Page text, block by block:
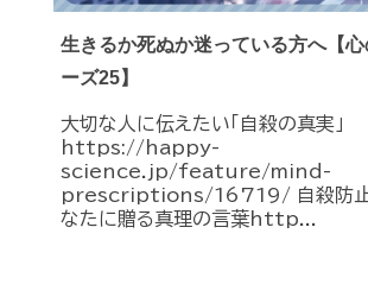
生きるか死ぬか迷っている方へ【心
ーズ25】
大切な人に伝えたい「自殺の真実」
https://happy-
science.jp/feature/mind-
prescriptions/16719/ 自殺防止
なたに贈る真理の言葉http...